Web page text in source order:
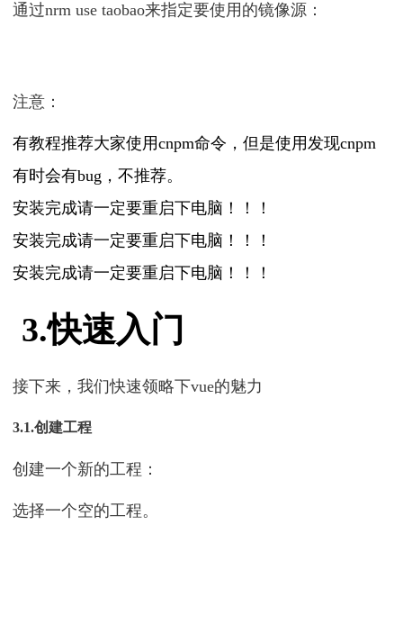
通过nrm use taobao来指定要使用的镜像源：
注意：
有教程推荐大家使用cnpm命令，但是使用发现cnpm
有时会有bug，不推荐。
安装完成请一定要重启下电脑！！！
安装完成请一定要重启下电脑！！！
安装完成请一定要重启下电脑！！！
3.快速入门
接下来，我们快速领略下vue的魅力
3.1.创建工程
创建一个新的工程：
选择一个空的工程。